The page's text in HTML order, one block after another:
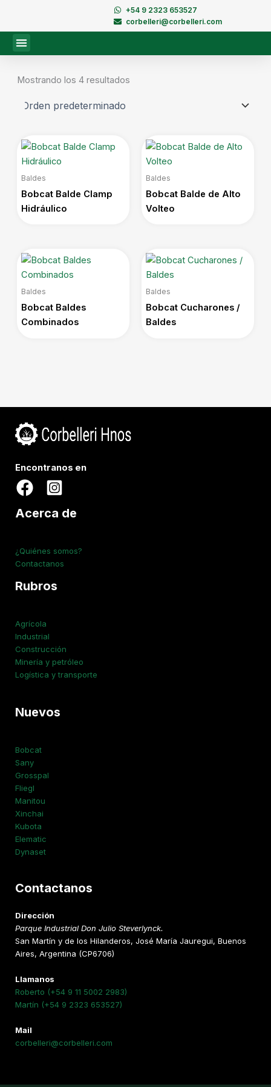
+54 9 2323 653527
corbelleri@corbelleri.com
Mostrando los 4 resultados
Baldes
Bobcat Balde Clamp
Hidráulico
Baldes
Bobcat Balde de Alto
Volteo
Baldes
Bobcat Baldes
Combinados
Baldes
Bobcat Cucharones /
Baldes
Encontranos en
Acerca de
¿Quiénes somos?
Contactanos
Rubros
Agrícola
Industrial
Construcción
Minería y petróleo
Logística y transporte
Nuevos
Bobcat
Sany
Grosspal
Fliegl
Manitou
Xinchai
Kubota
Elematic
Dynaset
Contactanos
Dirección
Parque Industrial Don Julio Steverlynck.
San Martín y de los Hilanderos, José María Jauregui, Buenos
Aires, Argentina (CP6706)
Llamanos
Roberto (+54 9 11 5002 2983)
Martín (+54 9 2323 653527)
Mail
corbelleri@corbelleri.com